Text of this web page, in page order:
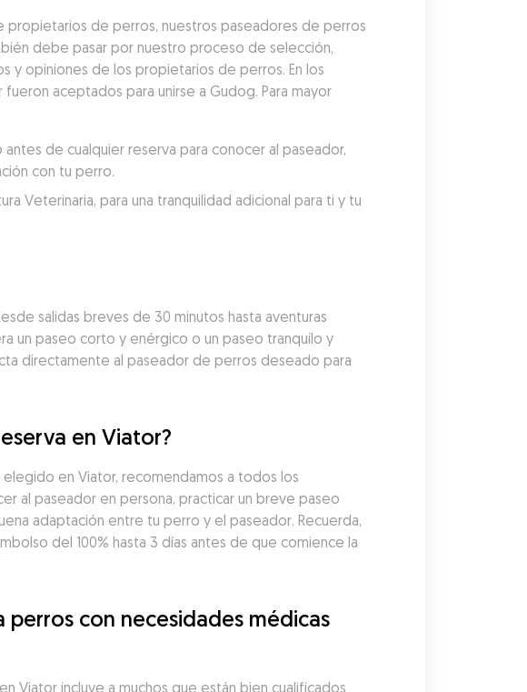
propietarios de perros, nuestros paseadores de perros
debe pasar por nuestro proceso de selección,
y opiniones de los propietarios de perros. En los
aceptados para unirse a Gudog. Para mayor
de cualquier reserva para conocer al paseador,
con tu perro.
Veterinaria, para una tranquilidad adicional para ti y tu
salidas breves de 30 minutos hasta aventuras
un paseo corto y enérgico o un paseo tranquilo y
directamente al paseador de perros deseado para
en Viator?
en Viator, recomendamos a todos los
al paseador en persona, practicar un breve paseo
adaptación entre tu perro y el paseador. Recuerda,
del 100% hasta 3 días antes de que comience la
con necesidades médicas
Viator incluye a muchos que están bien cualificados